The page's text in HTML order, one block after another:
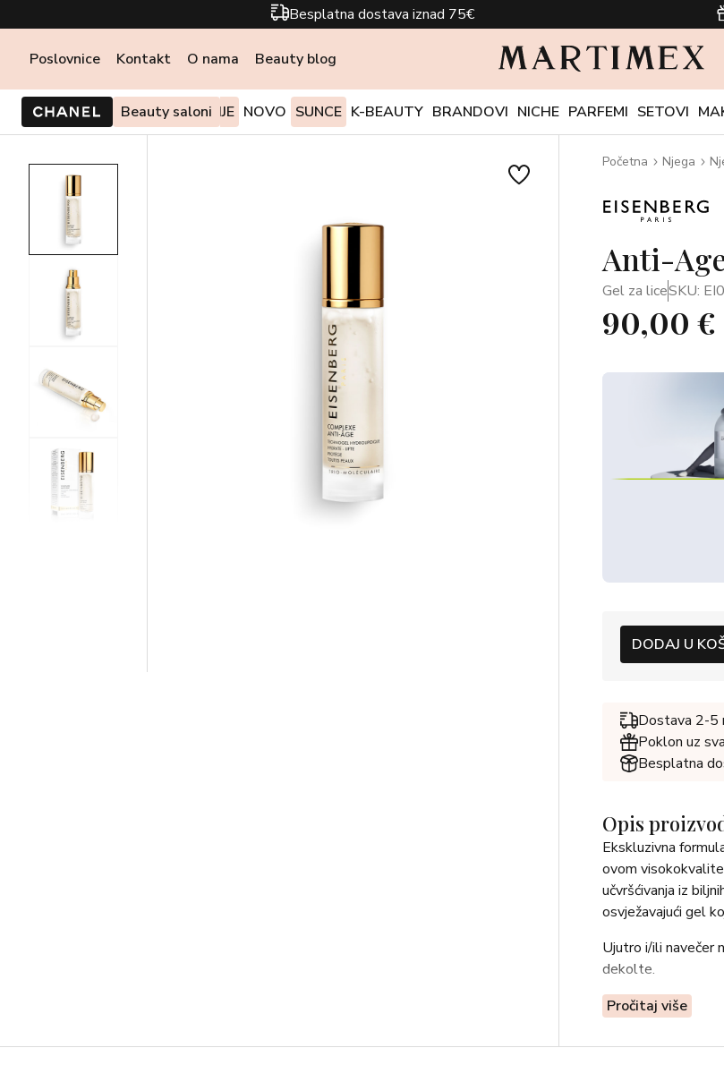
Besplatna dostava iznad 75€
Poslovnice Kontakt O nama Beauty blog
Beauty saloni
PONUDE I AKCIJE NOVO SUNCE K-BEAUTY BRANDOVI NICHE PARFEMI SETOVI
Početna Njega
Anti-
Gel za liceSKU:
90,00 €
DODAJ U
Dostava 2-5
Poklon uz
Besplatna
Opis
Ekskluzivna
ovom
učvršćivanja iz
osvježavajući gel
Ujutro i/ili navečer
dekolte.
Pročitaj više